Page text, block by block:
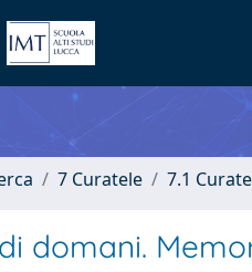
7 Curatele 7.1
domani.